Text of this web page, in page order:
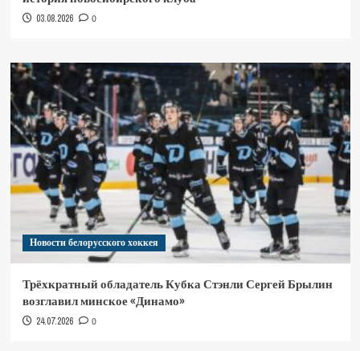
03.08.2026 0
Новости белорусского хоккея
Трёхкратный обладатель Кубка Стэнли Сергей Брылин
возглавил минское «Динамо»
24.07.2026 0